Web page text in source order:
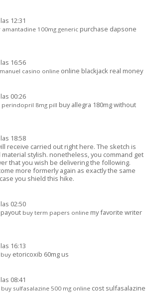
12:31
100mg generic purchase dapsone
16:56
casino online online blackjack real money
00:26
8mg pill buy allegra 180mg without
18:58
receive carried out right here. The sketch is
stylish. nonetheless, you command get
that you wish be delivering the following.
more formerly again as exactly the same
you shield this hike.
02:50
buy term papers online my favorite writer
16:13
etoricoxib 60mg us
08:41
buy sulfasalazine 500 mg online cost sulfasalazine